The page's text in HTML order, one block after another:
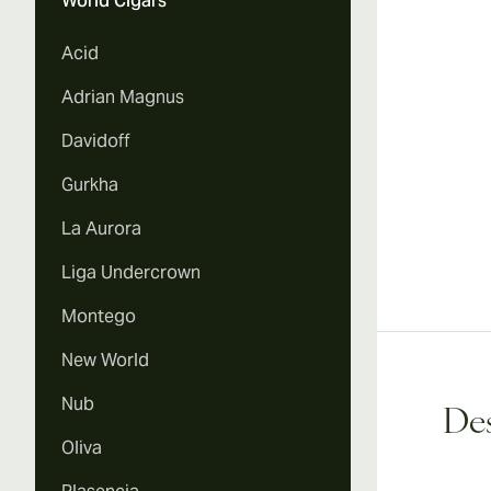
Acid
Adrian Magnus
Davidoff
Gurkha
La Aurora
Liga Undercrown
Montego
New World
Nub
Oliva